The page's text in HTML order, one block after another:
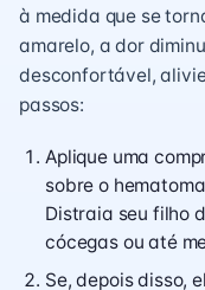
à medida que se
amarelo, a dor
desconfortável,
passos:
Aplique uma
sobre o
Distraia seu filho
cócegas ou até
Se, depois disso,